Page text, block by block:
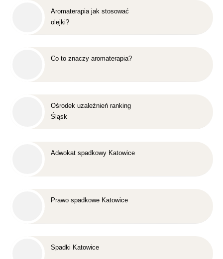
Aromaterapia jak stosować
olejki?
Co to znaczy aromaterapia?
Ośrodek uzależnień ranking
Śląsk
Adwokat spadkowy Katowice
Prawo spadkowe Katowice
Spadki Katowice